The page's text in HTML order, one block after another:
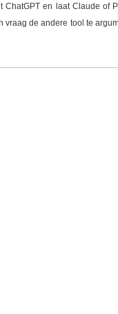
ChatGPT en laat Claude of
vraag de andere tool te